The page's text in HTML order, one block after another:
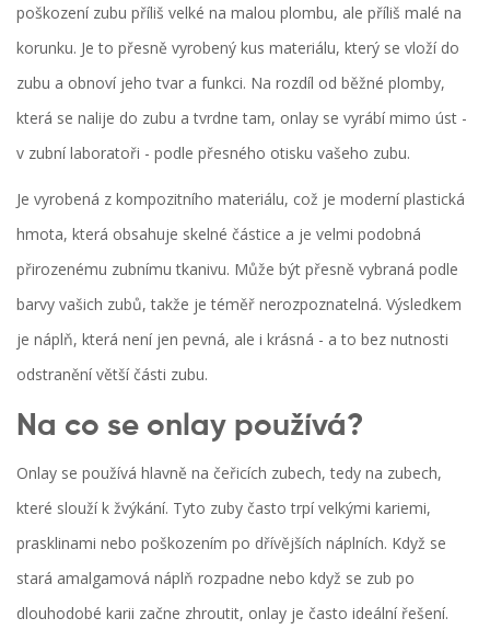
poškození zubu příliš velké na malou plombu, ale příliš malé na
korunku. Je to přesně vyrobený kus materiálu, který se vloží do
zubu a obnoví jeho tvar a funkci. Na rozdíl od běžné plomby,
která se nalije do zubu a tvrdne tam, onlay se vyrábí mimo úst -
v zubní laboratoři - podle přesného otisku vašeho zubu.
Je vyrobená z kompozitního materiálu, což je moderní plastická
hmota, která obsahuje skelné částice a je velmi podobná
přirozenému zubnímu tkanivu. Může být přesně vybraná podle
barvy vašich zubů, takže je téměř nerozpoznatelná. Výsledkem
je náplň, která není jen pevná, ale i krásná - a to bez nutnosti
odstranění větší části zubu.
Na co se onlay používá?
Onlay se používá hlavně na čeřicích zubech, tedy na zubech,
které slouží k žvýkání. Tyto zuby často trpí velkými kariemi,
prasklinami nebo poškozením po dřívějších náplních. Když se
stará amalgamová náplň rozpadne nebo když se zub po
dlouhodobé karii začne zhroutit, onlay je často ideální řešení.